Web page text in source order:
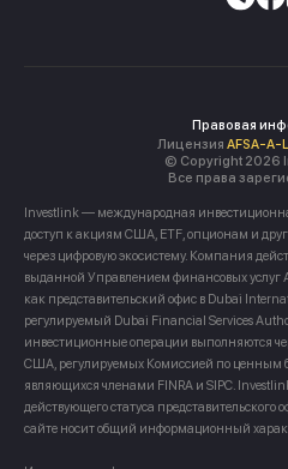
Правовая
Лицензия AFSA-
© Copyright 2026
Все права
Investlink — международная
доступ к акциям США, ETF, опционам и
через цифровую экосистему. Компания
выданной Управлением финансовых услуг
как представительский офис в Dubai
регулируемый Dubai Financial Services
инвестиционные операции выполняются
США, регулируемых Комиссией по
являющихся членами FINRA и SIPC.
действующего статуса
сайте носит общий информационный